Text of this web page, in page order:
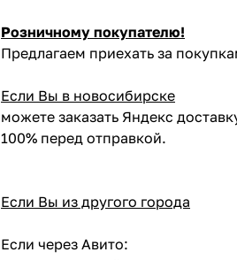
Розничному покупателю!
Предлагаем приехать за
Если Вы в новосибирске
можете заказать Яндекс
100% перед отправкой.
Если Вы из другого города
Если через Авито: